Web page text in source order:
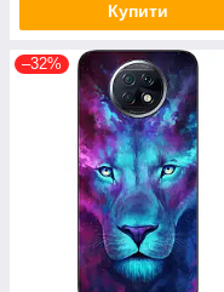
Купити
–32%